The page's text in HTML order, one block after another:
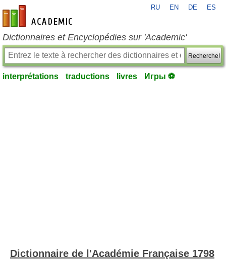
fr-academic.com
RU EN DE ES
Dictionnaires et Encyclopédies sur 'Academic'
Recherche!
interprétations traductions livres Игры ⚽
Dictionnaire de l'Académie Française 1798